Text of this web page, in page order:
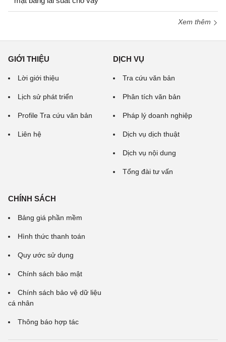
Xem thêm
GIỚI THIỆU
Lời giới thiệu
Lịch sử phát triển
Profile Tra cứu văn bản
Liên hệ
DỊCH VỤ
Tra cứu văn bản
Phân tích văn bản
Pháp lý doanh nghiệp
Dịch vụ dịch thuật
Dịch vụ nội dung
Tổng đài tư vấn
CHÍNH SÁCH
Bảng giá phần mềm
Hình thức thanh toán
Quy ước sử dụng
Chính sách bảo mật
Chính sách bảo vệ dữ liệu
cá nhân
Thông báo hợp tác